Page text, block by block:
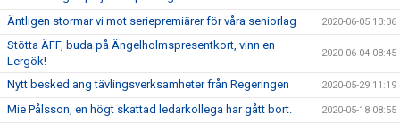
Äntligen stormar vi mot seriepremiärer för våra seniorlag 2020-06-05 13:36
Stötta ÄFF, buda på Ängelholmspresentkort, vinn en
Lergök!
2020-06-04 08:45
Nytt besked ang tävlingsverksamheter från Regeringen 2020-05-29 11:19
Mie Pålsson, en högt skattad ledarkollega har gått bort. 2020-05-18 08:55